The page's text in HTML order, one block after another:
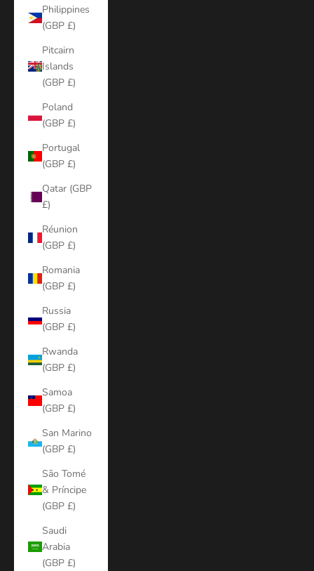
Philippines
(GBP £)
Pitcairn
Islands
(GBP £)
Poland
(GBP £)
Portugal
(GBP £)
Qatar (GBP
£)
Réunion
(GBP £)
Romania
(GBP £)
Russia
(GBP £)
Rwanda
(GBP £)
Samoa
(GBP £)
San Marino
(GBP £)
São Tomé
& Príncipe
(GBP £)
Saudi
Arabia
(GBP £)